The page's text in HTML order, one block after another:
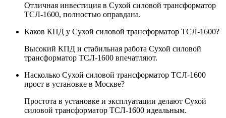
Отличная инвестиция в Сухой силовой трансформатор
ТСЛ-1600, полностью оправдана.
Каков КПД у Сухой силовой трансформатор ТСЛ-1600?
Высокий КПД и стабильная работа Сухой силовой
трансформатор ТСЛ-1600 впечатляют.
Насколько Сухой силовой трансформатор ТСЛ-1600
прост в установке в Москве?
Простота в установке и эксплуатации делают Сухой
силовой трансформатор ТСЛ-1600 идеальным.